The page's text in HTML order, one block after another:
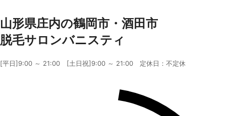
山形県庄内の鶴岡市・酒田市
脱毛サロンバニスティ
[平日]9:00 ～ 21:00 [土日祝]9:00 ～ 21:00 定休日：不定休